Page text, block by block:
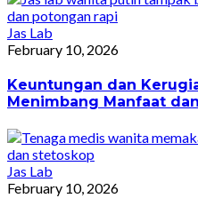
Jas Lab
February 10, 2026
Keuntungan dan
Menimbang Manfaat
Jas Lab
February 10, 2026